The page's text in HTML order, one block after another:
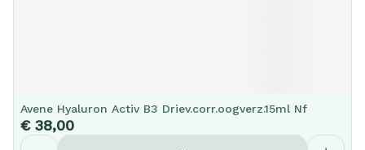
Avene Hyaluron Activ B3 Driev.corr.oogverz.15ml Nf
€ 38,00
Aantal